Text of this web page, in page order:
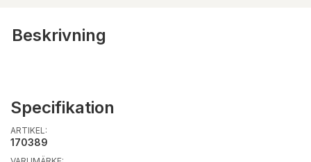
Beskrivning
Specifikation
ARTIKEL:
170389